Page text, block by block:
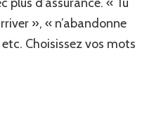
d’assurance. « Tu
», « n’abandonne
Choisissez vos mots